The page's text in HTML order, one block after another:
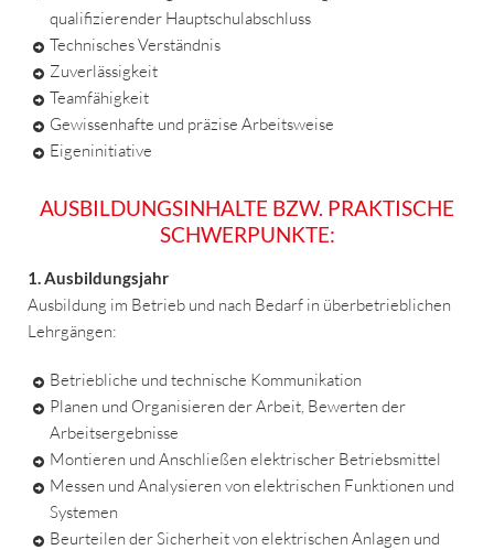
qualifizierender Hauptschulabschluss
Technisches Verständnis
Zuverlässigkeit
Teamfähigkeit
Gewissenhafte und präzise Arbeitsweise
Eigeninitiative
AUSBILDUNGSINHALTE BZW. PRAKTISCHE
SCHWERPUNKTE:
1. Ausbildungsjahr
Ausbildung im Betrieb und nach Bedarf in überbetrieblichen
Lehrgängen:
Betriebliche und technische Kommunikation
Planen und Organisieren der Arbeit, Bewerten der
Arbeitsergebnisse
Montieren und Anschließen elektrischer Betriebsmittel
Messen und Analysieren von elektrischen Funktionen und
Systemen
Beurteilen der Sicherheit von elektrischen Anlagen und